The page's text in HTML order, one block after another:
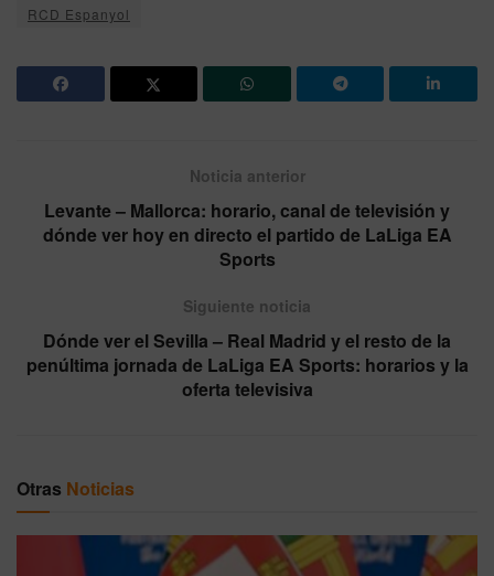
RCD Espanyol
Noticia anterior
Levante – Mallorca: horario, canal de televisión y
dónde ver hoy en directo el partido de LaLiga EA
Sports
Siguiente noticia
Dónde ver el Sevilla – Real Madrid y el resto de la
penúltima jornada de LaLiga EA Sports: horarios y la
oferta televisiva
Otras Noticias